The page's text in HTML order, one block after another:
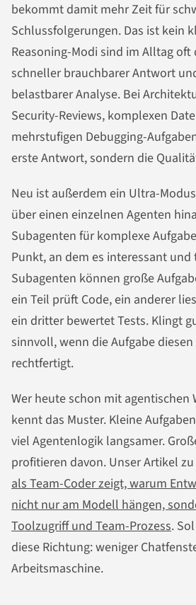
bekommt damit mehr Zeit für
Schlussfolgerungen. Das ist kein
Reasoning-Modi sind im Alltag oft
schneller brauchbarer Antwort
belastbarer Analyse. Bei
Security-Reviews, komplexen
mehrstufigen Debugging-
erste Antwort, sondern die
Neu ist außerdem ein Ultra-
über einen einzelnen Agenten
Subagenten für komplexe
Punkt, an dem es interessant und
Subagenten können große
ein Teil prüft Code, ein anderer
ein dritter bewertet Tests. Klingt
sinnvoll, wenn die Aufgabe
rechtfertigt.
Wer heute schon mit agentischen
kennt das Muster. Kleine
viel Agentenlogik langsamer.
profitieren davon. Unser Artikel zu
als Team-Coder zeigt, warum
nicht nur am Modell hängen,
Toolzugriff und Team-Prozess.
diese Richtung: weniger
Arbeitsmaschine.